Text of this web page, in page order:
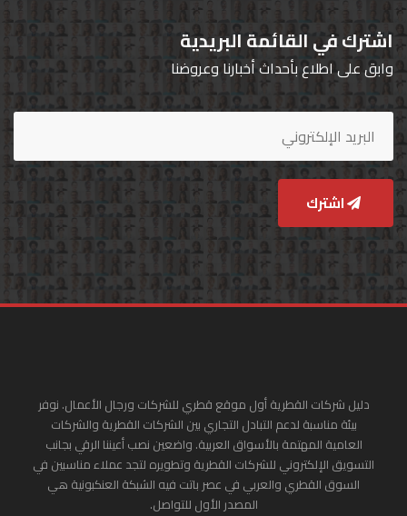
اشترك في القائمة البريدية
وابق على اطلاع بأحداث أخبارنا وعروضنا
اشترك
دليل شركات القطرية أول موقع قطري للشركات ورجال الأعمال. نوفر
بيئة مناسبة لدعم التبادل التجاري بين الشركات القطرية والشركات
العامية المهتمة بالأسواق العربية. واضعين نصب أعيننا الرقي بجانب
التسويق الإلكتروني للشركات القطرية وتطويره لتجد عملاء مناسبين في
السوق القطري والعربي في عصر باتت فيه الشبكة العنكبونية هي
المصدر الأول للتواصل.